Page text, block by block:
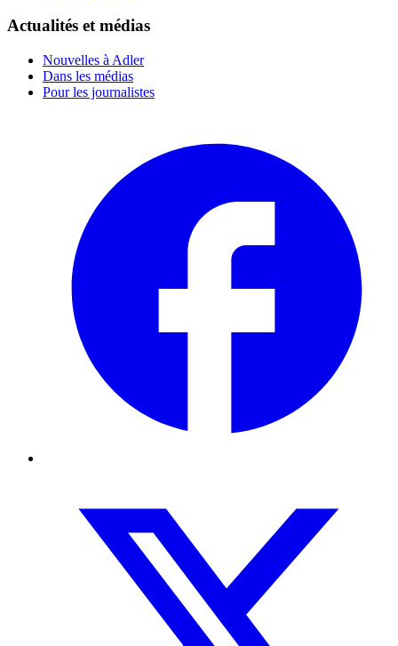
Actualités et médias
Nouvelles à Adler
Dans les médias
Pour les journalistes